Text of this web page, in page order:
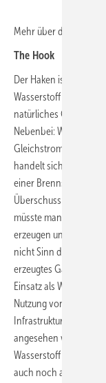
Mehr über die
The Hook
Der Haken ist unter
Wasserstoff kommt
natürliches Gas vor.
Nebenbei:
Gleichstromspannung
handelt sich also
einer Brennstoffzelle.
Überschuss von
müsste man den
erzeugen und genau
nicht Sinn der
erzeugtes Gas
Einsatz als Wärme-
Nutzung von Erdgas
Infrastruktur für
angesehen werden.
Wasserstoff (in Form
auch noch andere in